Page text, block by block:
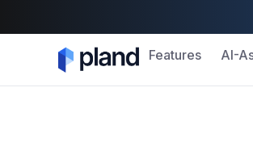
Features AI-